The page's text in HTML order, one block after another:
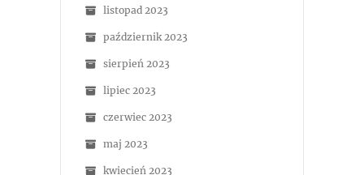
listopad 2023
październik 2023
sierpień 2023
lipiec 2023
czerwiec 2023
maj 2023
kwiecień 2023